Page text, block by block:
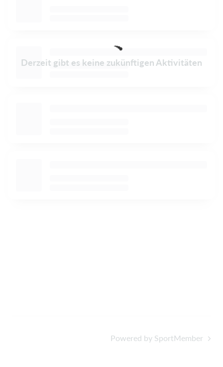
Derzeit gibt es keine zukünftigen Aktivitäten
Powered by SportMember